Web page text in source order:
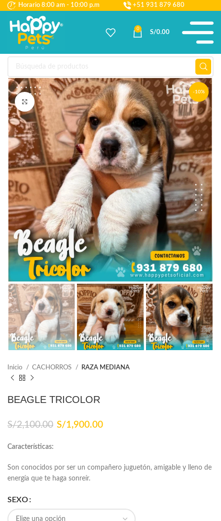
Horario 8:00 am - 10:00 p.m +51 931 879 680
0
S/0.00
-10%
Haga Click para agrandar
Inicio CACHORROS RAZA MEDIANA
BEAGLE TRICOLOR
S/2,100.00 S/1,900.00
Características:
Son conocidos por ser un compañero juguetón, amigable y lleno de
energía que te haga sonreír.
SEXO